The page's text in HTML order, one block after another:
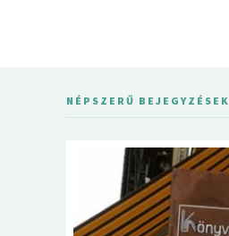
NÉPSZERŰ BEJEGYZÉSEK